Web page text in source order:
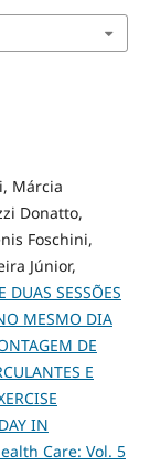
Márcia
Donatto,
Foschini,
Júnior,
DUAS SESSÕES
MESMO DIA
DE
E
IN
Care: Vol. 5